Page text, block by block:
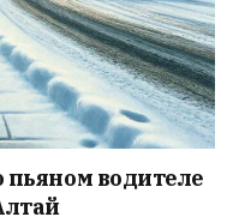
пьяном водителе